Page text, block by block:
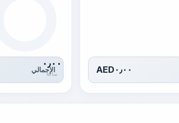
AED٠٫٠٠
٠٫٠٠
ساعة
الإجمالي